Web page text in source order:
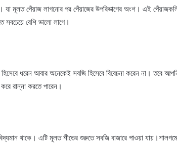
যা মূলত পেঁয়াজ লাগনোর পর পেঁয়াজের উপরিভাগের অংশ। এই
সবচেয়ে বেশি ভালো লাগে।
ধরেন আবার অনেকেই সবজি হিসেবে বিবেচনা করেন না। তবে
রান্না করতে পারেন।
থাকে। এটি মূলত শীতের শুরুতে সবজি বাজারে পাওয়া